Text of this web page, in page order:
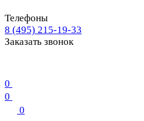
Телефоны
8 (495) 215-19-33
Заказать звонок
0
0
0